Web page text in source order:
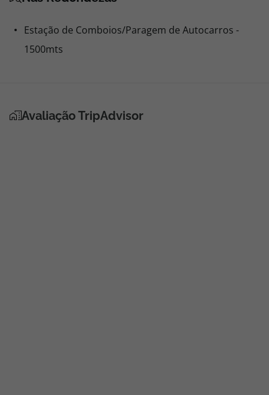
Estação de Comboios/Paragem de Autocarros -
1500mts
Avaliação TripAdvisor